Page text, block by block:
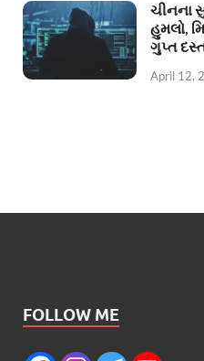
ચીનના
હુમલો,
ગુપ્ત
April 12,
FOLLOW ME